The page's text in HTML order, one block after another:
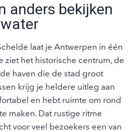
anders bekijken
laat je Antwerpen in één
ziet het historische centrum, de
haven die de stad groot
krijg je heldere uitleg aan
en hebt ruimte om rond
maken. Dat rustige ritme
voor veel bezoekers een van